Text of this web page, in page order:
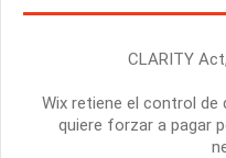
CLARITY
Wix retiene el control
quiere forzar a pagar